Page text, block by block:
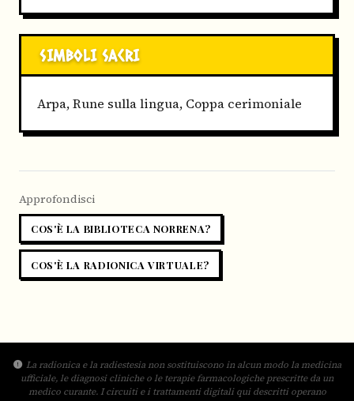
SIMBOLI SACRI
Arpa, Rune sulla lingua, Coppa cerimoniale
Approfondisci
COS'È LA BIBLIOTECA NORRENA?
COS'È LA RADIONICA VIRTUALE?
La radionica e la radiestesia non sostituiscono in alcun modo la medicina
ufficiale, le diagnosi cliniche o le terapie farmacologiche prescritte da un
medico curante. I circuiti e i trattamenti digitali qui descritti operano